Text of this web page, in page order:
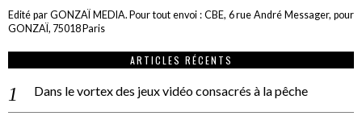
Edité par GONZAÏ MEDIA. Pour tout envoi : CBE, 6 rue André Messager, pour
GONZAÏ, 75018 Paris
ARTICLES RÉCENTS
Dans le vortex des jeux vidéo consacrés à la pêche